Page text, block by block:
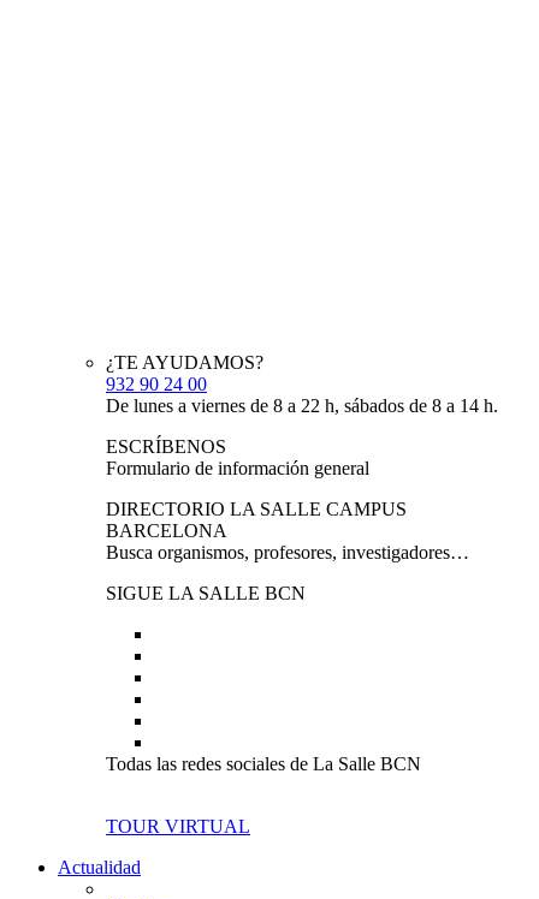
¿TE AYUDAMOS?
932 90 24 00
De lunes a viernes de 8 a 22 h, sábados de 8 a 14 h.
ESCRÍBENOS
Formulario de información general
DIRECTORIO LA SALLE CAMPUS
BARCELONA
Busca organismos, profesores, investigadores…
SIGUE LA SALLE BCN
Todas las redes sociales de La Salle BCN
TOUR VIRTUAL
Actualidad